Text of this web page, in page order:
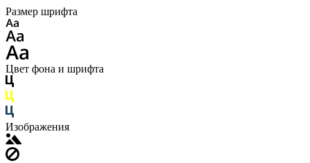
Размер шрифта
Цвет фона и шрифта
Изображения